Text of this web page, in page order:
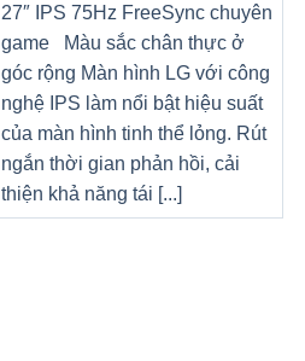
27″ IPS 75Hz FreeSync chuyên
game Màu sắc chân thực ở
góc rộng Màn hình LG với công
nghệ IPS làm nổi bật hiệu suất
của màn hình tinh thể lỏng. Rút
ngắn thời gian phản hồi, cải
thiện khả năng tái [...]